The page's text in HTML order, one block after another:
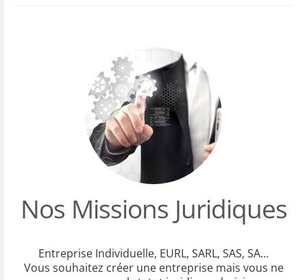
Nos Missions Juridiques
Entreprise Individuelle, EURL, SARL, SAS, SA...
Vous souhaitez créer une entreprise mais vous ne